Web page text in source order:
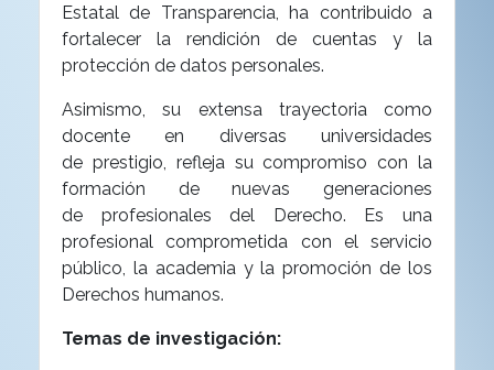
Estatal de Transparencia, ha contribuido a
fortalecer la rendición de cuentas y la
protección de datos personales.
Asimismo, su extensa trayectoria como
docente en diversas universidades
de prestigio, refleja su compromiso con la
formación de nuevas generaciones
de profesionales del Derecho. Es una
profesional comprometida con el servicio
público, la academia y lapromoción de los
Derechos humanos.
Temas de investigación: